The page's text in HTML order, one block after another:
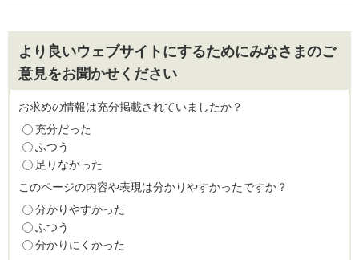
より良いウェブサイトにするためにみなさまのご
意見をお聞かせください
お求めの情報は充分掲載されていましたか？
充分だった
ふつう
足りなかった
このページの内容や表現は分かりやすかったですか？
分かりやすかった
ふつう
分かりにくかった